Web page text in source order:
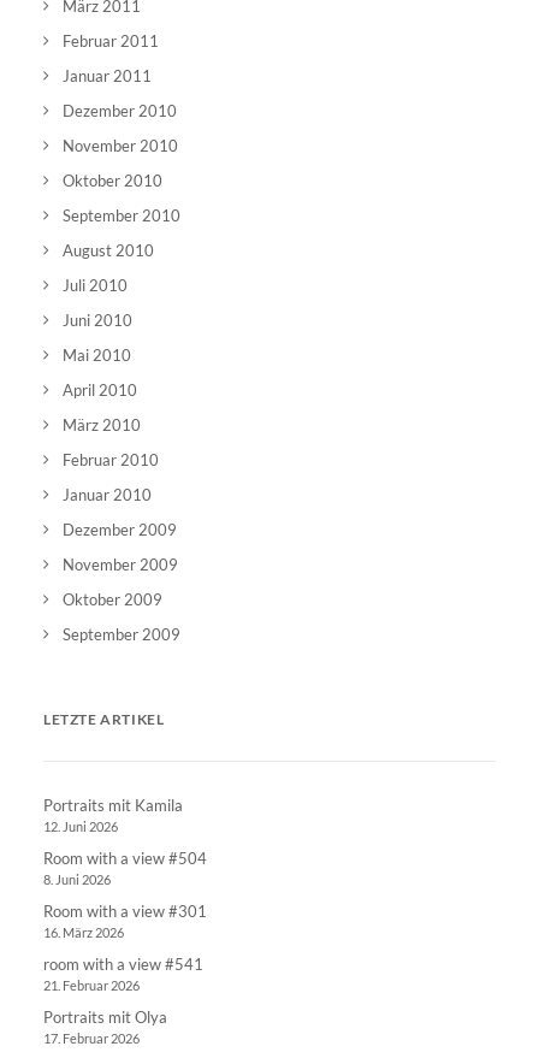
März 2011
Februar 2011
Januar 2011
Dezember 2010
November 2010
Oktober 2010
September 2010
August 2010
Juli 2010
Juni 2010
Mai 2010
April 2010
März 2010
Februar 2010
Januar 2010
Dezember 2009
November 2009
Oktober 2009
September 2009
LETZTE ARTIKEL
Portraits mit Kamila
12. Juni 2026
Room with a view #504
8. Juni 2026
Room with a view #301
16. März 2026
room with a view #541
21. Februar 2026
Portraits mit Olya
17. Februar 2026